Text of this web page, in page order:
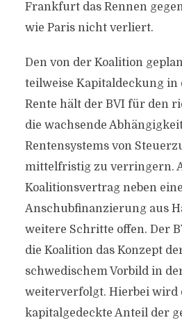
Frankfurt das Rennen
wie Paris nicht verliert.
Den von der Koalition
teilweise Kapitaldeckung in
Rente hält der BVI für den
die wachsende
Rentensystems von
mittelfristig zu verringern.
Koalitionsvertrag neben
Anschubfinanzierung aus
weitere Schritte offen. Der
die Koalition das Konzept
schwedischem Vorbild in
weiterverfolgt. Hierbei wird
kapitalgedeckte Anteil der